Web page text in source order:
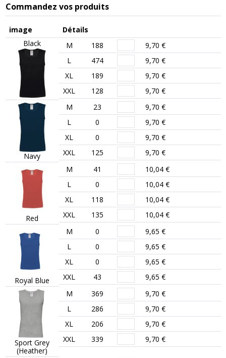
Commandez vos produits
image
Détails
Black
M 188
9,70 €
L
474
9,70 €
XL
189
9,70 €
XXL
128 9,70 €
Navy
M 23
9,70 €
L
0
9,70 €
XL
0
9,70 €
XXL
125 9,70 €
Red
M 41
10,04 €
L
0
10,04 €
XL
118
10,04 €
XXL
135 10,04 €
Royal Blue
M 0
9,65 €
L
0
9,65 €
XL
0
9,65 €
XXL
43 9,65 €
Sport Grey
(Heather)
M 369
9,70 €
L
286
9,70 €
XL
206
9,70 €
XXL
339 9,70 €